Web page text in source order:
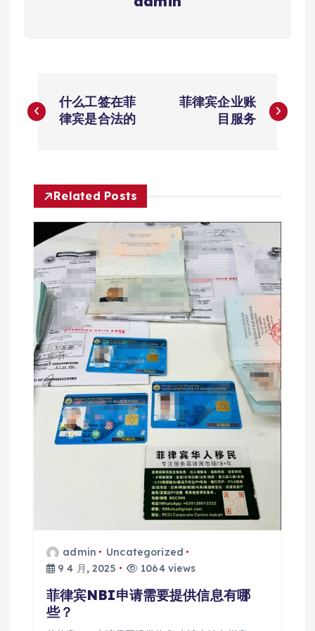
章
航
什么工签在菲
律宾是合法的
菲律宾企业账
目服务
Related Posts
admin
Uncategorized
9 4 月, 2025
1064 views
菲律宾NBI申请需要提供信息有哪
些？